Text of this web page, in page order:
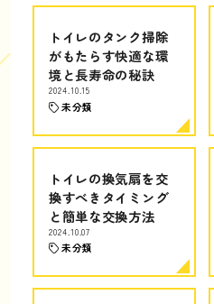
トイレのタンク掃除
がもたらす快適な環
境と長寿命の秘訣
2024.10.15
未分類
トイレの換気扇を交
換すべきタイミング
と簡単な交換方法
2024.10.07
未分類